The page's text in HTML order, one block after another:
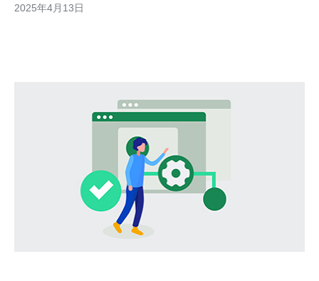
多个虚拟服务器，每个虚拟服务器都具有独立的操作系统和资源。
2025年4月13日